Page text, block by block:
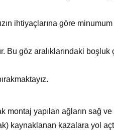
ihtiyaçlarına göre
göz aralıklarındaki boşluk
yapılan ağların sağ ve
kaynaklanan kazalara yol